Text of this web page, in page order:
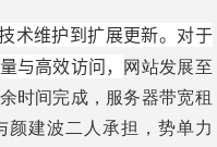
术维护到扩展更新。对于
与高效访问，
网站发展至
时间完成，服务器带宽租
颜建波二人承担，势单力